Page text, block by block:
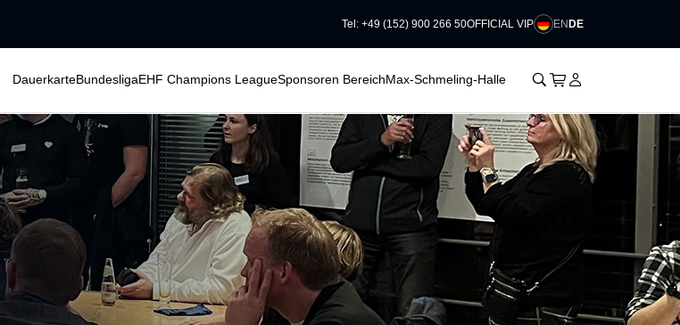
Tel: +49 (152) 900 266 50OFFICIAL VIP ENDE
DauerkarteBundesligaEHF Champions LeagueSponsoren BereichMax-Schmeling-Halle
􀊫 Warenkorb
􀍩 Login
􀉩